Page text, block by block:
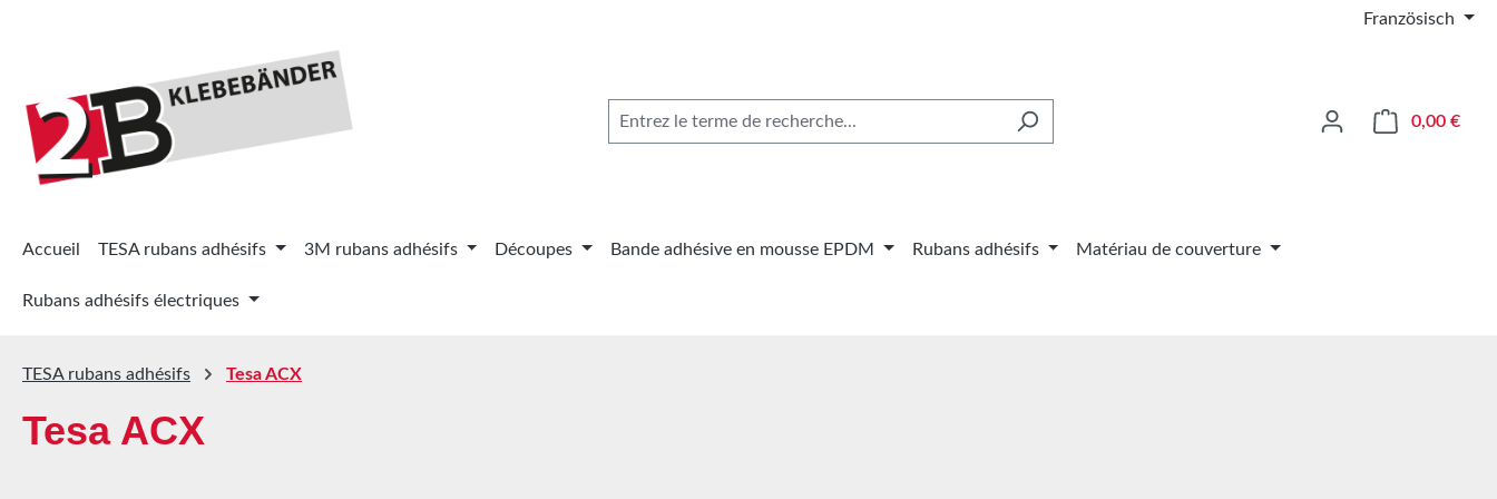
Französisch
0,00 €Le
Accueil TESA rubans adhésifs 3M rubans adhésifs Découpes Bande adhésive en mousse EPDM Rubans adhésifs Matériau de couverture
Rubans adhésifs électriques
TESA rubans adhésifs Tesa ACX
Tesa ACX